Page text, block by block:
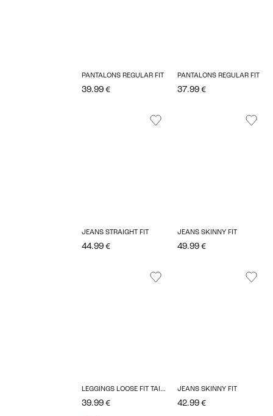
PANTALONS REGULAR FIT
39.99 €
PANTALONS REGULAR FIT
37.99 €
JEANS STRAIGHT FIT
44.99 €
JEANS SKINNY FIT
49.99 €
LEGGINGS LOOSE FIT TAILLE EXTRA HAUTE ÉLASTIQUE
39.99 €
JEANS SKINNY FIT
42.99 €